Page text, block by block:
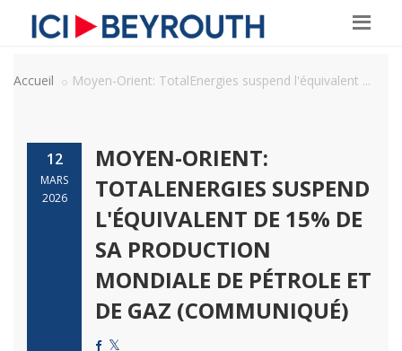
Accueil Moyen-Orient: TotalEnergies suspend l'équivalent ...
12
MARS
2026
MOYEN-ORIENT:
TOTALENERGIES SUSPEND
L'ÉQUIVALENT DE 15% DE
SA PRODUCTION
MONDIALE DE PÉTROLE ET
DE GAZ (COMMUNIQUÉ)